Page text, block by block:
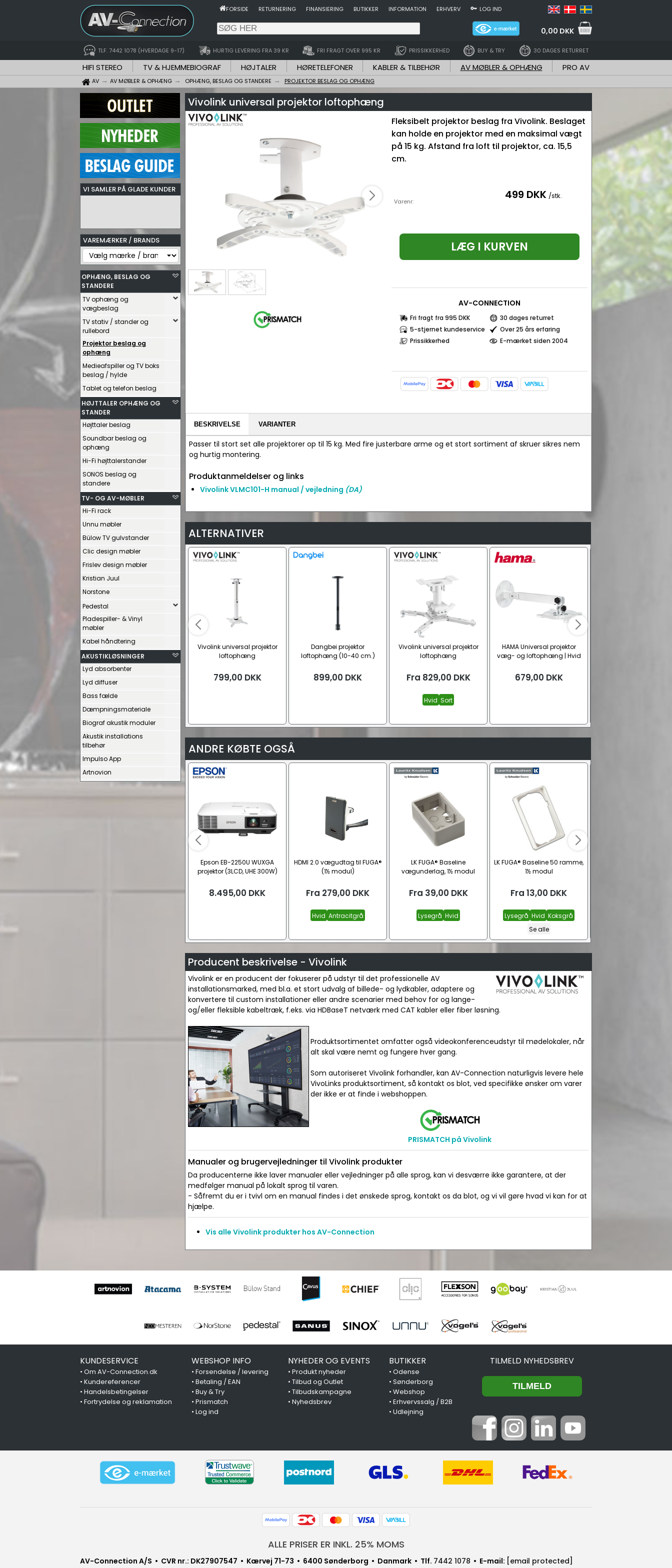
FORSIDE RETURNERING FINANSIERING BUTIKKER INFORMATION ERHVERV LOG IND
0,00 DKK
TLF. 7442 1078 (HVERDAGE 9-17) HURTIG LEVERING FRA 39 KR FRI FRAGT OVER 995 KR PRISSIKKERHED BUY & TRY 30 DAGES RETURRET
HIFI STEREO TV & HJEMMEBIOGRAF HØJTALER HØRETELEFONER KABLER & TILBEHØR AV MØBLER & OPHÆNG PRO AV
AV AV MØBLER & OPHÆNG OPHÆNG, BESLAG OG STANDERE PROJEKTOR BESLAG OG OPHÆNG
VI SAMLER PÅ GLADE KUNDER
VAREMÆRKER / BRANDS
OPHÆNG, BESLAG OG
STANDERE
TV ophæng og
vægbeslag
TV stativ / stander og
rullebord
Projektor beslag og
ophæng
Medieafspiller og TV boks
beslag / hylde
Tablet og telefon beslag
HØJTTALER OPHÆNG OG
STANDER
Højttaler beslag
Soundbar beslag og
ophæng
Hi-Fi højttalerstander
SONOS beslag og
standere
TV- OG AV-MØBLER
Hi-Fi rack
Unnu møbler
Bülow TV gulvstander
Clic design møbler
Frislev design møbler
Kristian Juul
Norstone
Pedestal
Pladespiller- & Vinyl
møbler
Kabel håndtering
AKUSTIKLØSNINGER
Lyd absorbenter
Lyd diffuser
Bass fælde
Dæmpningsmateriale
Biograf akustik moduler
Akustik installations
tilbehør
Impulso App
Artnovion
Vivolink universal projektor loftophæng
Fleksibelt projektor beslag fra Vivolink. Beslaget
kan holde en projektor med en maksimal vægt
på 15 kg. Afstand fra loft til projektor, ca. 15,5
cm.
Varenr: 499 DKK /stk.
LÆG I KURVEN
AV-CONNECTION
Fri fragt fra 995 DKK
30 dages returret
5-stjernet kundeservice
Over 25 års erfaring
Prissikkerhed
E-mærket siden 2004
BESKRIVELSE VARIANTER
Passer til stort set alle projektorer op til 15 kg. Med fire justerbare arme og et stort sortiment af skruer sikres nem
og hurtig montering.
Produktanmeldelser og links
Vivolink VLMC101-H manual / vejledning (DA)
ALTERNATIVER
Vivolink universal projektor
loftophæng
799,00 DKK
Dangbei projektor
loftophæng (10-40 cm.)
899,00 DKK
Vivolink universal projektor
loftophæng
Fra 829,00 DKK
Hvid Sort
HAMA Universal projektor
væg- og loftophæng | Hvid
679,00 DKK
ANDRE KØBTE OGSÅ
Epson EB-2250U WUXGA
projektor (3LCD, UHE 300W)
8.495,00 DKK
HDMI 2.0 vægudtag til FUGA®
(1½ modul)
Fra 279,00 DKK
Hvid Antracitgrå
LK FUGA® Baseline
vægunderlag, 1½ modul
Fra 39,00 DKK
Lysegrå Hvid
LK FUGA® Baseline 50 ramme,
1½ modul
Fra 13,00 DKK
Lysegrå Hvid Koksgrå
Se alle
Producent beskrivelse - Vivolink
Vivolink er en producent der fokuserer på udstyr til det professionelle AV
installationsmarked, med bl.a. et stort udvalg af billede- og lydkabler, adaptere og
konvertere til custom installationer eller andre scenarier med behov for og lange-
og/eller fleksible kabeltræk, f.eks. via HDBaseT netværk med CAT kabler eller fiber løsning.
Produktsortimentet omfatter også videokonferenceudstyr til mødelokaler, når
alt skal være nemt og fungere hver gang.
Som autoriseret Vivolink forhandler, kan AV-Connection naturligvis levere hele
VivoLinks produktsortiment, så kontakt os blot, ved specifikke ønsker om varer
der ikke er at finde i webshoppen.
PRISMATCH på Vivolink
Manualer og brugervejledninger til Vivolink produkter
Da producenterne ikke laver manualer eller vejledninger på alle sprog, kan vi desværre ikke garantere, at der
medfølger manual på lokalt sprog til varen.
- Såfremt du er i tvivl om en manual findes i det ønskede sprog, kontakt os da blot, og vi vil gøre hvad vi kan for at
hjælpe.
Vis alle Vivolink produkter hos AV-Connection
KUNDESERVICE
• Om AV-Connection.dk
• Kundereferencer
• Handelsbetingelser
• Fortrydelse og reklamation
WEBSHOP INFO
• Forsendelse / levering
• Betaling / EAN
• Buy & Try
• Prismatch
• Log ind
NYHEDER OG EVENTS
• Produkt nyheder
• Tilbud og Outlet
• Tilbudskampagne
• Nyhedsbrev
BUTIKKER
•Odense
•Sønderborg
•Webshop
•Erhvervssalg / B2B
•Udlejning
TILMELD NYHEDSBREV
ALLE PRISER ER INKL. 25% MOMS
AV-Connection A/S • CVR nr.: DK27907547 • Kærvej 71-73 • 6400 Sønderborg • Danmark • Tlf. 7442 1078 • E-mail: [email protected]